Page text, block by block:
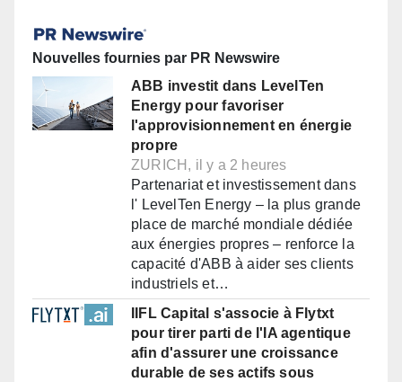
Nouvelles fournies par PR Newswire
ABB investit dans LevelTen
Energy pour favoriser
l'approvisionnement en énergie
propre
ZURICH, il y a 2 heures
Partenariat et investissement dans
l' LevelTen Energy – la plus grande
place de marché mondiale dédiée
aux énergies propres – renforce la
capacité d'ABB à aider ses clients
industriels et…
IIFL Capital s'associe à Flytxt
pour tirer parti de l'IA agentique
afin d'assurer une croissance
durable de ses actifs sous